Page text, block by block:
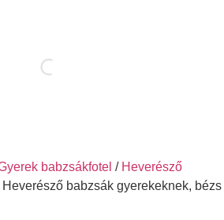
babzsákfotel / Heverésző
Heverésző babzsák gyerekeknek, bézs